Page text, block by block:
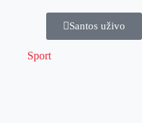
Santos uživo
Sport